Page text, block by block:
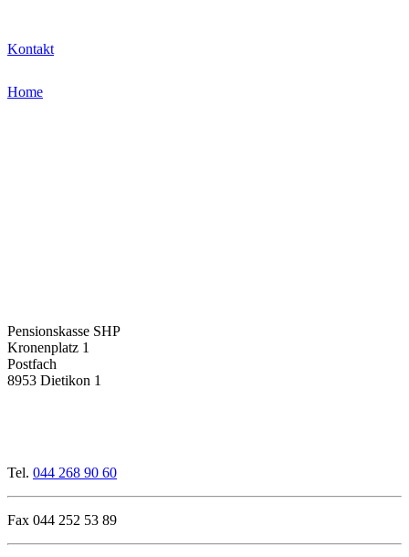
Kontakt
Home
Pensionskasse SHP
Kronenplatz 1
Postfach
8953 Dietikon 1
Tel. 044 268 90 60
Fax 044 252 53 89